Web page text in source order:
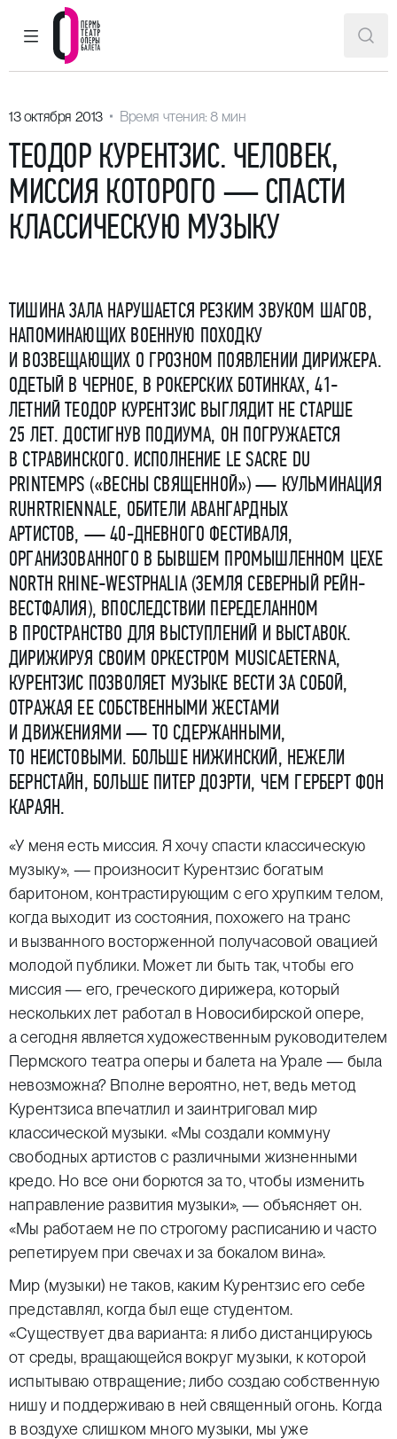
ГЛАВНОЕ МЕНЮ
Пермский театр оперы и балета
13 октября 2013 Время чтения: 8 мин
ТЕОДОР КУРЕНТЗИС. ЧЕЛОВЕК,
МИССИЯ КОТОРОГО — СПАСТИ
КЛАССИЧЕСКУЮ МУЗЫКУ
ТИШИНА ЗАЛА НАРУШАЕТСЯ РЕЗКИМ ЗВУКОМ ШАГОВ,
НАПОМИНАЮЩИХ ВОЕННУЮ ПОХОДКУ
И ВОЗВЕЩАЮЩИХ О ГРОЗНОМ ПОЯВЛЕНИИ ДИРИЖЕРА.
ОДЕТЫЙ В ЧЕРНОЕ, В РОКЕРСКИХ БОТИНКАХ, 41-
ЛЕТНИЙ ТЕОДОР КУРЕНТЗИС ВЫГЛЯДИТ НЕ СТАРШЕ
25 ЛЕТ. ДОСТИГНУВ ПОДИУМА, ОН ПОГРУЖАЕТСЯ
В СТРАВИНСКОГО. ИСПОЛНЕНИЕ LESACRE DU
PRINTEMPS («ВЕСНЫ СВЯЩЕННОЙ») — КУЛЬМИНАЦИЯ
RUHRTRIENNALE, ОБИТЕЛИ АВАНГАРДНЫХ
АРТИСТОВ, — 40-ДНЕВНОГО ФЕСТИВАЛЯ,
ОРГАНИЗОВАННОГО В БЫВШЕМ ПРОМЫШЛЕННОМ ЦЕХЕ
NORTH RHINE-WESTPHALIA (ЗЕМЛЯ СЕВЕРНЫЙ РЕЙН-
ВЕСТФАЛИЯ), ВПОСЛЕДСТВИИ ПЕРЕДЕЛАННОМ
В ПРОСТРАНСТВО ДЛЯ ВЫСТУПЛЕНИЙ И ВЫСТАВОК.
ДИРИЖИРУЯ СВОИМ ОРКЕСТРОМ MUSICAETERNA,
КУРЕНТЗИС ПОЗВОЛЯЕТ МУЗЫКЕ ВЕСТИ ЗА СОБОЙ,
ОТРАЖАЯ ЕЕ СОБСТВЕННЫМИ ЖЕСТАМИ
И ДВИЖЕНИЯМИ — ТО СДЕРЖАННЫМИ,
ТО НЕИСТОВЫМИ. БОЛЬШЕ НИЖИНСКИЙ, НЕЖЕЛИ
БЕРНСТАЙН, БОЛЬШЕ ПИТЕР ДОЭРТИ, ЧЕМ ГЕРБЕРТ ФОН
КАРАЯН.
«У меня есть миссия. Я хочу спасти классическую
музыку», — произносит Курентзис богатым
баритоном, контрастирующим с его хрупким телом,
когда выходит из состояния, похожего на транс
и вызванного восторженной получасовой овацией
молодой публики. Может ли быть так, чтобы его
миссия — его, греческого дирижера, который
нескольких лет работал в Новосибирской опере,
а сегодня является художественным руководителем
Пермского театра оперы и балета на Урале — была
невозможна? Вполне вероятно, нет, ведь метод
Курентзиса впечатлил и заинтриговал мир
классической музыки. «Мы создали коммуну
свободных артистов с различными жизненными
кредо. Но все они борются за то, чтобы изменить
направление развития музыки», — объясняет он.
«Мы работаем не по строгому расписанию и часто
репетируем при свечах и за бокалом вина».
Мир (музыки) не таков, каким Курентзис его себе
представлял, когда был еще студентом.
«Существует два варианта: я либо дистанцируюсь
от среды, вращающейся вокруг музыки, к которой
испытываю отвращение; либо создаю собственную
нишу и поддерживаю в ней священный огонь. Когда
в воздухе слишком много музыки, мы уже